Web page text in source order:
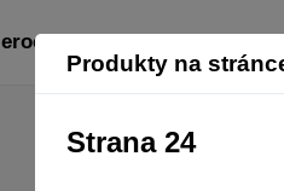
Produkty na
Strana 24
erocomm-zasuvky-vidlice-